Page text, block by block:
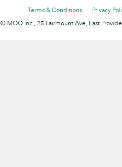
Terms & Conditions
Privacy
© MOO Inc., 25 Fairmount Ave, East